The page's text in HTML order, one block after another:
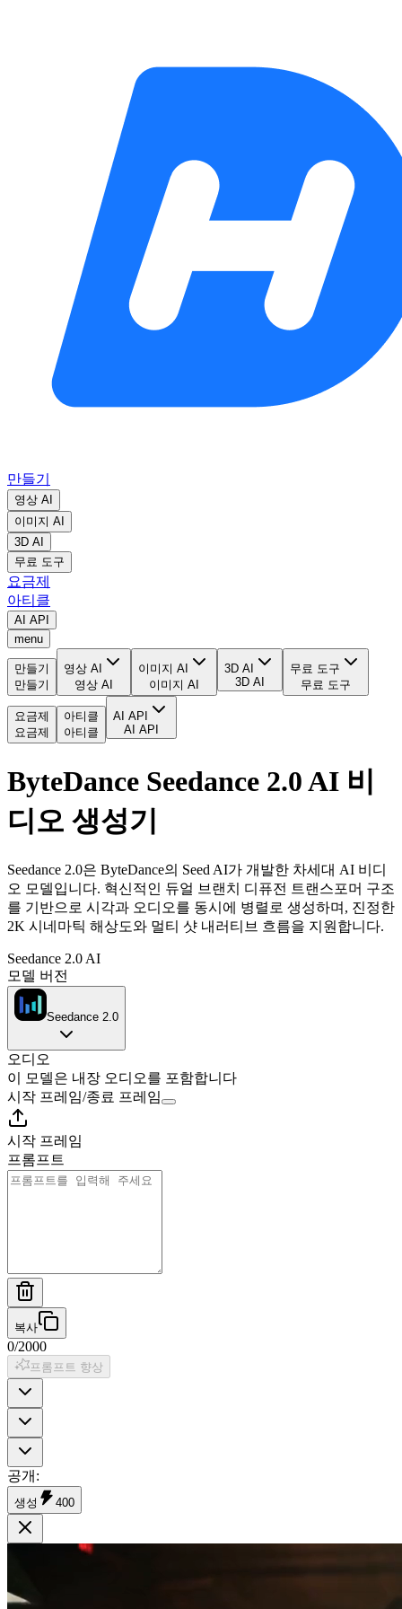
만들기
영상 AI
이미지 AI
3D AI
무료 도구
요금제
아티클
AI API
menu
만들기
만들기
영상 AI
영상 AI
이미지 AI
이미지 AI
3D AI
3D AI
무료 도구
무료 도구
요금제
요금제
아티클
아티클
AI API
AI API
ByteDance Seedance 2.0 AI 비
디오 생성기
Seedance 2.0은 ByteDance의 Seed AI가 개발한 차세대 AI 비디
오 모델입니다. 혁신적인 듀얼 브랜치 디퓨전 트랜스포머 구조
를 기반으로 시각과 오디오를 동시에 병렬로 생성하며, 진정한
2K 시네마틱 해상도와 멀티 샷 내러티브 흐름을 지원합니다.
Seedance 2.0 AI
모델 버전
Seedance 2.0
오디오
이 모델은 내장 오디오를 포함합니다
시작 프레임/종료 프레임
시작 프레임
프롬프트
복사
0/2000
프롬프트 향상
공개 :
생성 400